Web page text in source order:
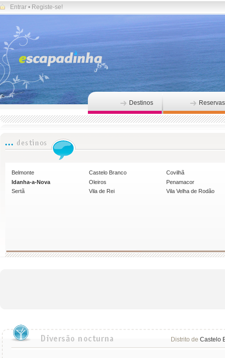
Entrar • Registe-se!
Destinos Reservas
Belmonte Castelo Branco
Covilhã
Idanha-a-Nova
Oleiros
Penamacor
Sertã
Vila de Rei Vila Velha de Rodão
Distrito de Castelo